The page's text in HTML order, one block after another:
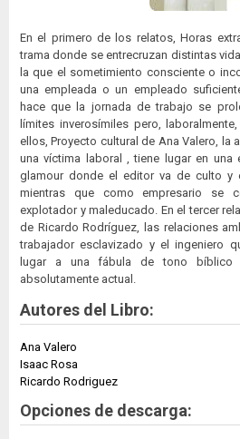
En el primero de los relatos, Horas
trama donde se entrecruzan distintas
la que el sometimiento consciente o
una empleada o un empleado
hace que la jornada de trabajo se
límites inverosímiles pero,
ellos, Proyecto cultural de Ana Valero, la
una víctima laboral , tiene lugar en una
glamour donde el editor va de culto y
mientras que como empresario se
explotador y maleducado. En el tercer
de Ricardo Rodríguez, las relaciones
trabajador esclavizado y el ingeniero
lugar a una fábula de tono bíblico
absolutamente actual.
Autores del Libro:
Ana Valero
Isaac Rosa
Ricardo Rodriguez
Opciones de descarga: